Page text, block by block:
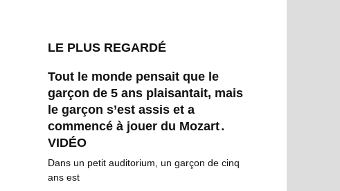
LE PLUS REGARDÉ
Tout le monde pensait que le
garçon de 5 ans plaisantait, mais
le garçon s’est assis et a
commencé à jouer du Mozart․
VIDÉO
Dans un petit auditorium, un garçon de cinq
ans est